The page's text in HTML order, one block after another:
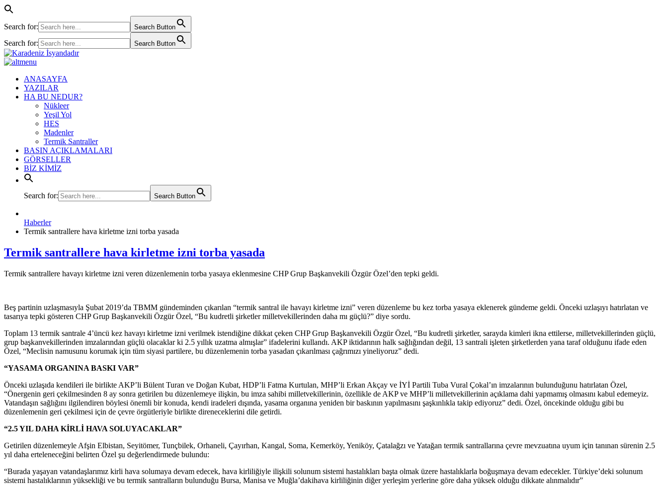
Search for: Search Button
Search for: Search Button
ANASAYFA
YAZILAR
HA BU NEDUR?
Nükleer
Yeşil Yol
HES
Madenler
Termik Santraller
BASIN AÇIKLAMALARI
GÖRSELLER
BİZ KİMİZ
Search for: Search Button
Haberler
Termik santrallere hava kirletme izni torba yasada
Termik santrallere hava kirletme izni torba yasada
Termik santrallere havayı kirletme izni veren düzenlemenin torba yasaya eklenmesine CHP Grup Başkanvekili Özgür Özel’den tepki geldi.
Beş partinin uzlaşmasıyla Şubat 2019’da TBMM gündeminden çıkarılan “termik santral ile havayı kirletme izni” veren düzenleme bu kez torba yasaya eklenerek gündeme geldi. Önceki uzlaşıyı hatırlatan ve
tasarıya tepki gösteren CHP Grup Başkanvekili Özgür Özel, “Bu kudretli şirketler milletvekillerinden daha mı güçlü?” diye sordu.
Toplam 13 termik santrale 4’üncü kez havayı kirletme izni verilmek istendiğine dikkat çeken CHP Grup Başkanvekili Özgür Özel, “Bu kudretli şirketler, sarayda kimleri ikna ettilerse, milletvekillerinden güçlü,
grup başkanvekillerinden imzalarından güçlü olacaklar ki 2.5 yıllık uzatma almışlar” ifadelerini kullandı. AKP iktidarının halk sağlığından değil, 13 santrali işleten şirketlerden yana taraf olduğunu ifade eden
Özel, “Meclisin namusunu korumak için tüm siyasi partilere, bu düzenlemenin torba yasadan çıkarılması çağrımızı yineliyoruz” dedi.
“YASAMA ORGANINA BASKI VAR”
Önceki uzlaşıda kendileri ile birlikte AKP’li Bülent Turan ve Doğan Kubat, HDP’li Fatma Kurtulan, MHP’li Erkan Akçay ve İYİ Partili Tuba Vural Çokal’ın imzalarının bulunduğunu hatırlatan Özel,
“Önergenin geri çekilmesinden 8 ay sonra getirilen bu düzenlemeye ilişkin, bu imza sahibi milletvekillerinin, özellikle de AKP ve MHP’li milletvekillerinin açıklama dahi yapmamış olmasını kabul edemeyiz.
Vatandaşın sağlığını ilgilendiren böylesi önemli bir konuda, kendi iradeleri dışında, yasama organına yeniden bir baskının yapılmasını şaşkınlıkla takip ediyoruz” dedi. Özel, öncekinde olduğu gibi bu
düzenlemenin geri çekilmesi için de çevre örgütleriyle birlikte direneceklerini dile getirdi.
“2.5 YIL DAHA KİRLİ HAVA SOLUYACAKLAR”
Getirilen düzenlemeyle Afşin Elbistan, Seyitömer, Tunçbilek, Orhaneli, Çayırhan, Kangal, Soma, Kemerköy, Yeniköy, Çatalağzı ve Yatağan termik santrallarına çevre mevzuatına uyum için tanınan sürenin 2.5
yıl daha erteleneceğini belirten Özel şu değerlendirmede bulundu:
“Burada yaşayan vatandaşlarımız kirli hava solumaya devam edecek, hava kirliliğiyle ilişkili solunum sistemi hastalıkları başta olmak üzere hastalıklarla boğuşmaya devam edecekler. Türkiye’deki solunum
sistemi hastalıklarının yüksekliği ve bu termik santralların bulunduğu Bursa, Manisa ve Muğla’dakihava kirliliğinin diğer yerleşim yerlerine göre daha yüksek olduğu dikkate alınmalıdır”